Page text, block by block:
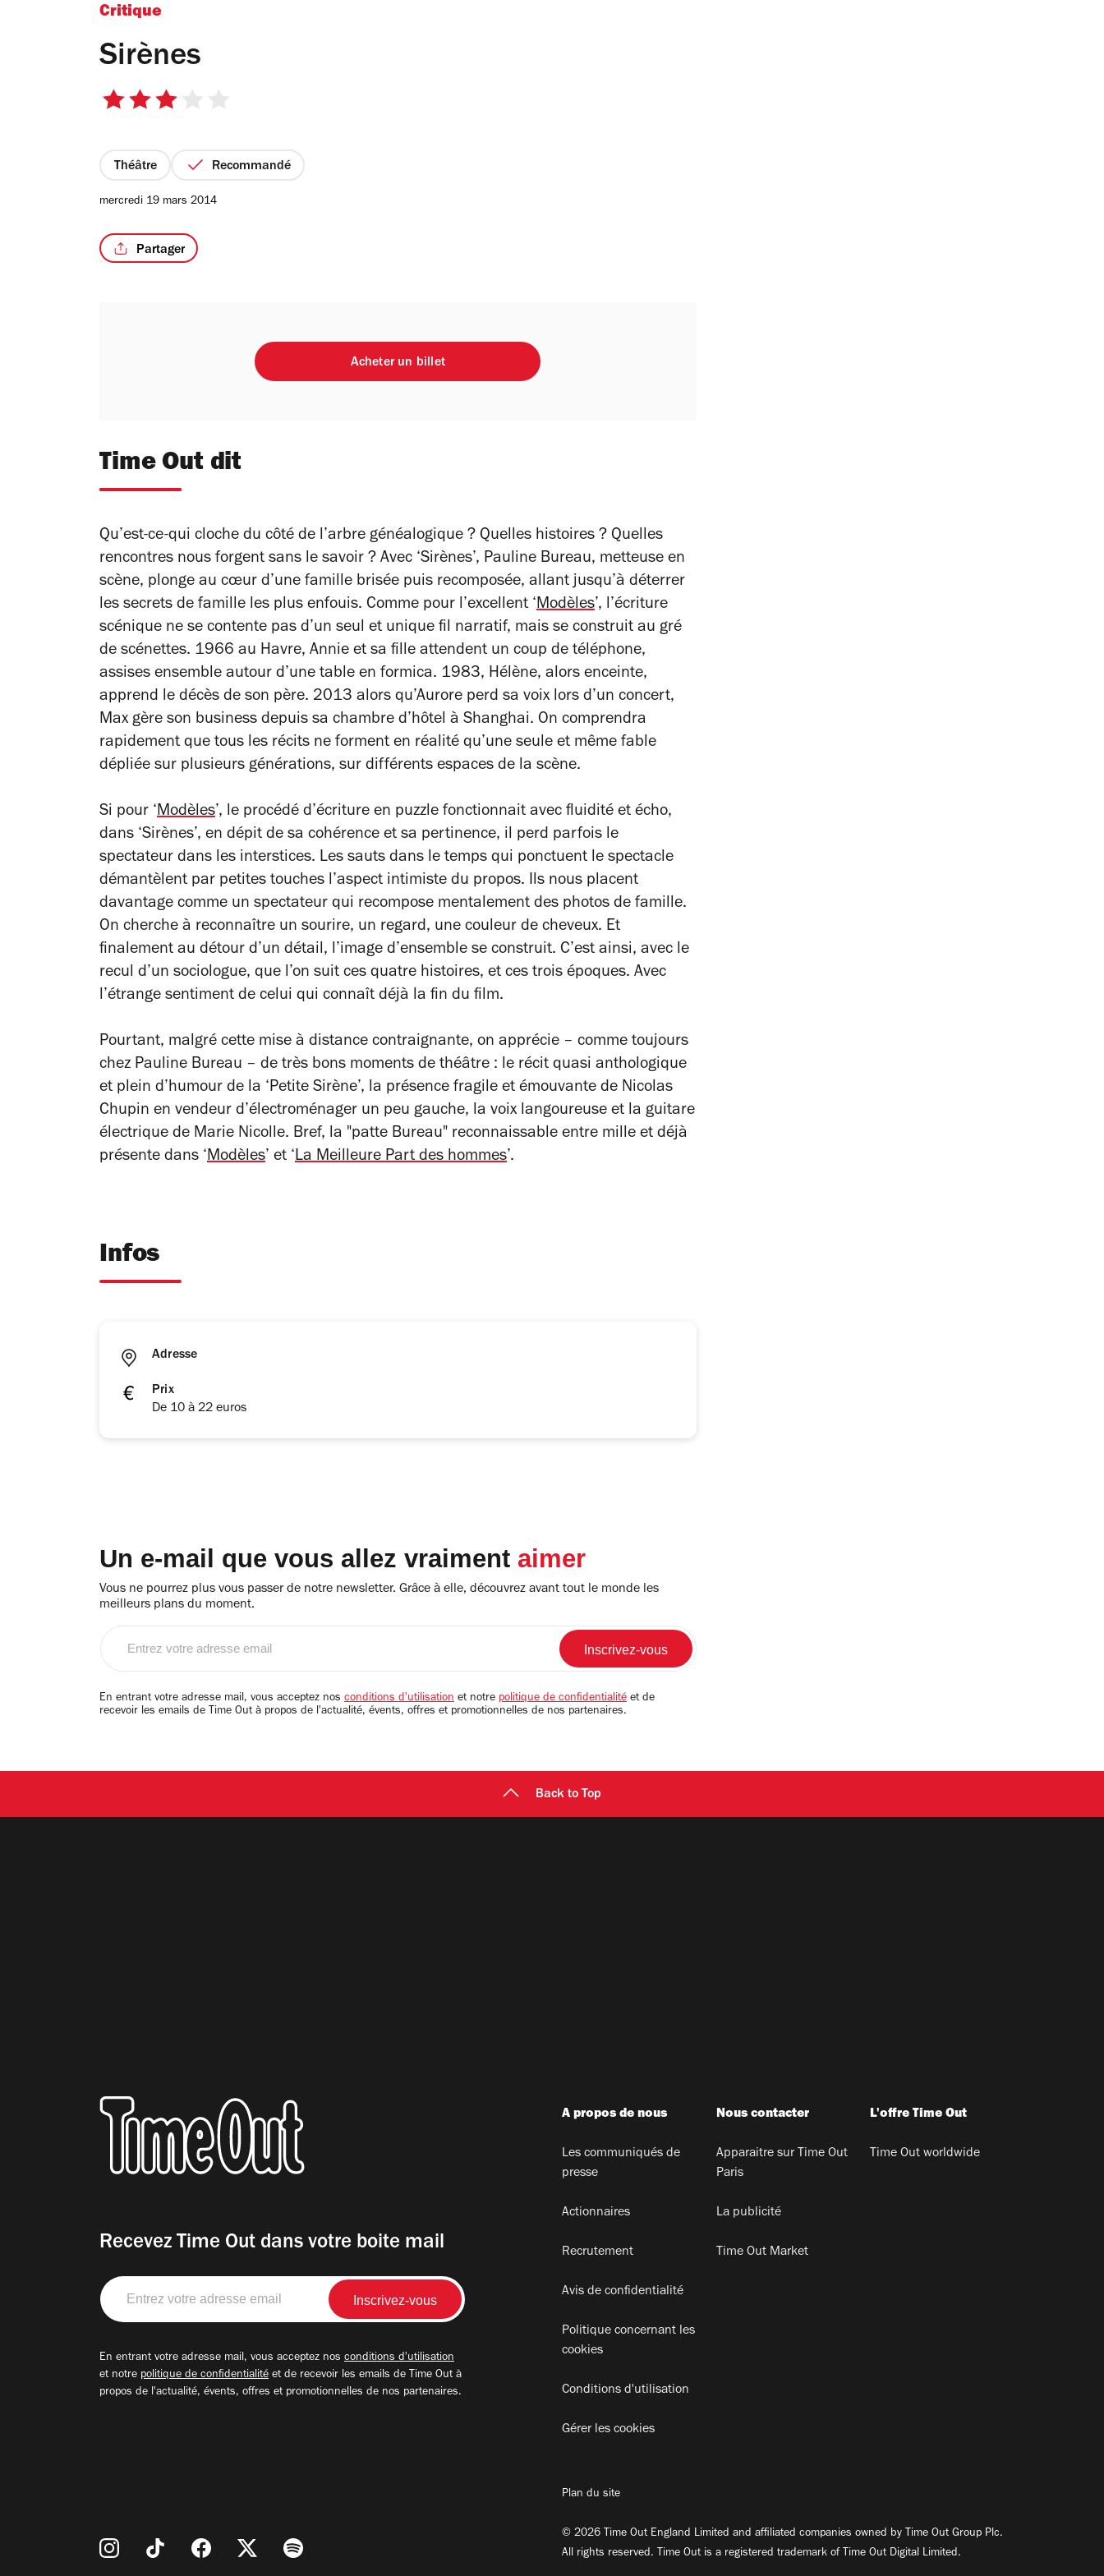
Critique
Sirènes
3
étoiles
Théâtre Recommandé
mercredi 19 mars 2014
Partager
Acheter un billet
Time Out dit
Qu’est-ce-qui cloche du côté de l’arbre généalogique ? Quelles histoires ? Quelles
rencontres nous forgent sans le savoir ? Avec ‘Sirènes’, Pauline Bureau, metteuse en
scène, plonge au cœur d’une famille brisée puis recomposée, allant jusqu’à déterrer
les secrets de famille les plus enfouis. Comme pour l’excellent ‘ Modèles’, l’écriture
scénique ne se contente pas d’un seul et unique fil narratif, mais se construit au gré
de scénettes. 1966 au Havre, Annie et sa fille attendent un coup de téléphone,
assises ensemble autour d’une table en formica. 1983, Hélène, alors enceinte,
apprend le décès de son père. 2013 alors qu’Aurore perd sa voix lors d’un concert,
Max gère son business depuis sa chambre d’hôtel à Shanghai. On comprendra
rapidement que tous les récits ne forment en réalité qu’une seule et même fable
dépliée sur plusieurs générations, sur différents espaces de la scène.
Si pour ‘ Modèles’, le procédé d’écriture en puzzle fonctionnait avec fluidité et écho,
dans ‘Sirènes’, en dépit de sa cohérence et sa pertinence, il perd parfois le
spectateur dans les interstices. Les sauts dans le temps qui ponctuent le spectacle
démantèlent par petites touches l’aspect intimiste du propos. Ils nous placent
davantage comme un spectateur qui recompose mentalement des photos de famille.
On cherche à reconnaître un sourire, un regard, une couleur de cheveux. Et
finalement au détour d’un détail, l’image d’ensemble se construit. C’est ainsi, avec le
recul d’un sociologue, que l’on suit ces quatre histoires, et ces trois époques. Avec
l’étrange sentiment de celui qui connaît déjà la fin du film.
Pourtant, malgré cette mise à distance contraignante, on apprécie – comme toujours
chez Pauline Bureau – de très bons moments de théâtre : le récit quasi anthologique
et plein d’humour de la ‘Petite Sirène’, la présence fragile et émouvante de Nicolas
Chupin en vendeur d’électroménager un peu gauche, la voix langoureuse et la guitare
électrique de Marie Nicolle. Bref, la "patte Bureau" reconnaissable entre mille et déjà
présente dans ‘ Modèles’ et ‘ La Meilleure Part des hommes’.
Infos
Adresse
Prix
De 10 à 22 euros
Un e-mail que vous allez vraiment aimer
Vous ne pourrez plus vous passer de notre newsletter. Grâce à elle, découvrez avant tout le monde les
meilleurs plans du moment.
email
En entrant votre adresse mail, vous acceptez nos conditions d'utilisation et notre politique de confidentialité et de
recevoir les emails de Time Out à propos de l'actualité, évents, offres et promotionnelles de nos partenaires.
Back to Top
Recevez Time Out dans votre boite mail
Entrez
votre
adresse
En entrant votre adresse mail, vous acceptez nos conditions d'utilisation
et notre politique de confidentialité et de recevoir les emails de Time Out à
propos de l'actualité, évents, offres et promotionnelles de nos partenaires.
A propos de nous
Les communiqués de
presse
Actionnaires
Recrutement
Avis de confidentialité
Politique concernant les
cookies
Conditions d'utilisation
Gérer les cookies
Nous contacter
Apparaitre sur Time Out
Paris
La publicité
Time Out Market
L'offre Time Out
Time Out worldwide
Plan du site
© 2026 Time Out England Limited and affiliated companies owned by Time Out Group Plc.
All rights reserved. Time Out is a registered trademark of Time Out Digital Limited.